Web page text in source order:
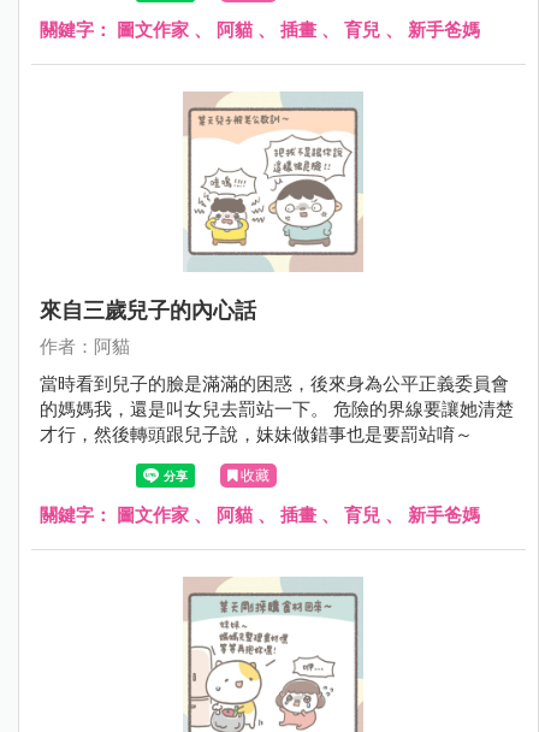
關鍵字： 圖文作家 、 阿貓 、 插畫 、 育兒 、 新手爸媽
來自三歲兒子的內心話
作者：阿貓
當時看到兒子的臉是滿滿的困惑，後來身為公平正義委員會
的媽媽我，還是叫女兒去罰站一下。 危險的界線要讓她清楚
才行，然後轉頭跟兒子說，妹妹做錯事也是要罰站唷～
收藏
關鍵字： 圖文作家 、 阿貓 、 插畫 、 育兒 、 新手爸媽